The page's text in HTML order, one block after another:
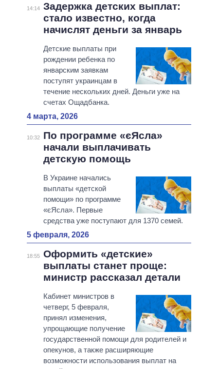
14:14 Задержка детских выплат:
стало известно, когда
начислят деньги за январь
Детские выплаты при
рождении ребенка по
январским заявкам
поступят украинцам в
течение нескольких дней. Деньги уже на
счетах Ощадбанка.
4 марта, 2026
10:32
По программе «єЯсла»
начали выплачивать
детскую помощь
В Украине начались
выплаты «детской
помощи» по программе
«єЯсла». Первые
средства уже поступают для 1370 семей.
5 февраля, 2026
18:55 Оформить «детские»
выплаты станет проще:
министр рассказал детали
Кабинет министров в
четверг, 5 февраля,
принял изменения,
упрощающие получение
государственной помощи для родителей и
опекунов, а также расширяющие
возможности использования выплат на